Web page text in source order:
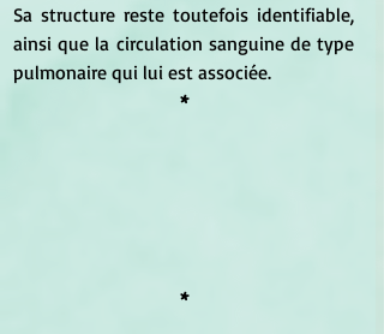
Sa structure reste toutefois identifiable,
ainsi que la circulation sanguine de type
pulmonaire qui lui est associée.
*
*